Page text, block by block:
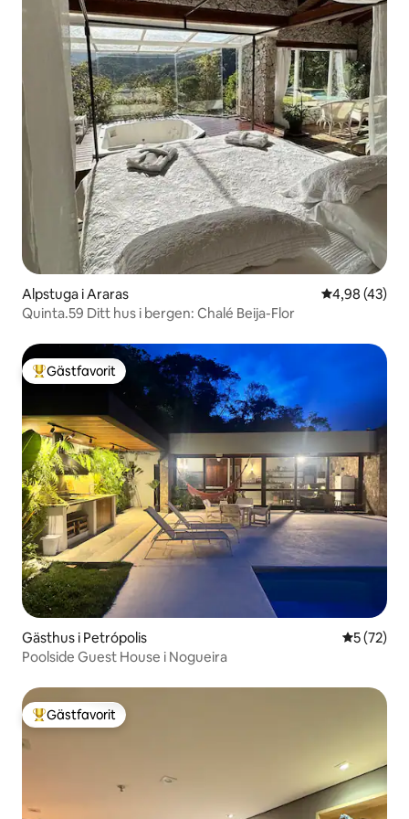
Alpstuga i Araras 4,98 av 5 i
4,98 (43)
Quinta.59 Ditt hus i bergen: Chalé Beija-Flor
Populär gästfavorit
Gästfavorit
Gästhus i Petrópolis 5 av 5 i
5 (72)
Poolside Guest House i Nogueira
Populär gästfavorit
Gästfavorit